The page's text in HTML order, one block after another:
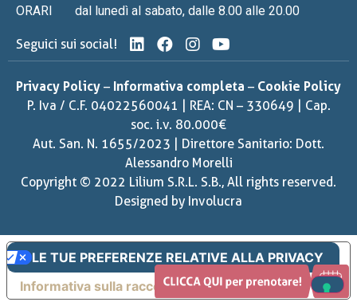
ORARI
dal lunedì al sabato, dalle 8.00 alle 20.00
Seguici sui social!
Privacy Policy – Informativa completa – Cookie Policy
P. Iva / C.F. 04022560041 | REA: CN – 330649 | Cap.
soc. i.v. 80.000€
Aut. San. N. 1655/2023 | Direttore Sanitario: Dott.
Alessandro Morelli
Copyright © 2022 Lilium S.R.L. S.B., All rights reserved.
Designed by Involucra
Informativa sulla raccolta
LE TUE PREFERENZE RELATIVE ALLA PRIVACY